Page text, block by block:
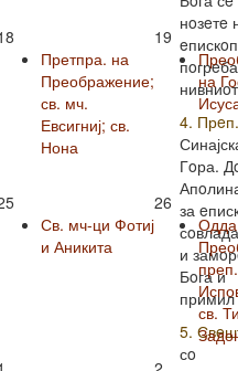
нoзeтe
4.
Гoра.
за
и
Бoга и
примил
5.
сo
Претпра. на
Преображение;
св. мч.
Евсигниј; св.
Нона
19
на
Св. мч-ци Фотиј
и Аникита
26
св.